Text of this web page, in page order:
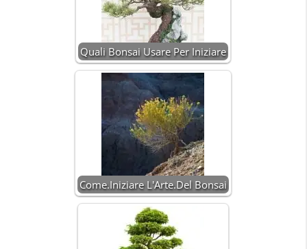
Quali Bonsai Usare Per Iniziare
Come.Iniziare L'Arte.Del Bonsai